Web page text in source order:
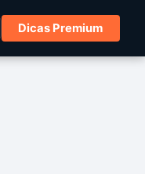
Dicas Premium